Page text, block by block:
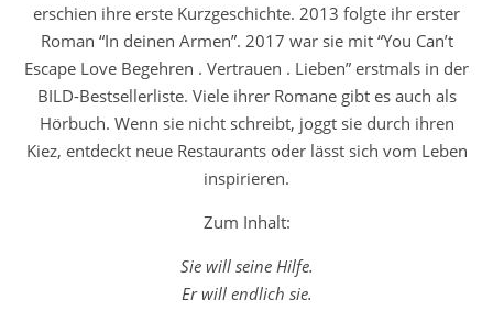
erschien ihre erste Kurzgeschichte. 2013 folgte ihr erster
Roman “In deinen Armen”. 2017 war sie mit “You Can’t
Escape Love Begehren . Vertrauen . Lieben” erstmals in der
BILD-Bestsellerliste. Viele ihrer Romane gibt es auch als
Hörbuch. Wenn sie nicht schreibt, joggt sie durch ihren
Kiez, entdeckt neue Restaurants oder lässt sich vom Leben
inspirieren.
Zum Inhalt:
Sie will seine Hilfe.
Er will endlich sie.